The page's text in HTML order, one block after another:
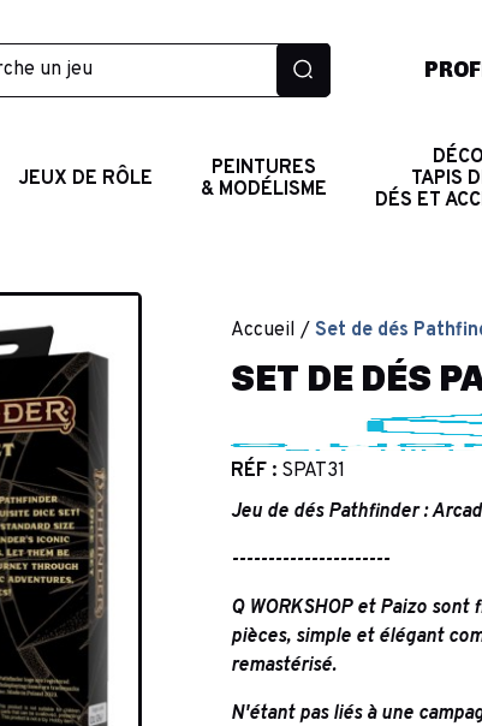
JEUX DE RÔLE
PEINTURES
& MODÉLISME
TAPIS
DÉS ET
Accueil Set de dés
SET DE DÉS
RÉF : SPAT31
Jeu de dés Pathfinder :
----------------------
Q WORKSHOP et Paizo
pièces, simple et élégant
remastérisé.
N'étant pas liés à une